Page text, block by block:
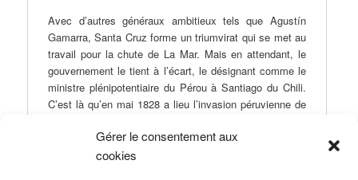
Gérer le consentement aux
cookies
Avec d’autres généraux ambitieux tels que Agustín
Gamarra, Santa Cruz forme un triumvirat qui se met au
travail pour la chute de La Mar. Mais en attendant, le
gouvernement le tient à l’écart, le désignant comme le
ministre plénipotentiaire du Pérou à Santiago du Chili.
C’est là qu’en mai 1828 a lieu l’invasion péruvienne de
ayant pris les pleins pouvoirs au Pérou après la chute
de La Mar, a l’objectif de mettre fin à l’influence